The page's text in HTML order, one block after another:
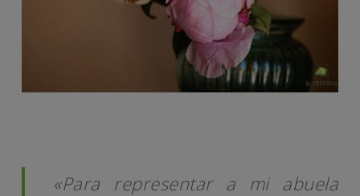
«Para representar a mi abuela